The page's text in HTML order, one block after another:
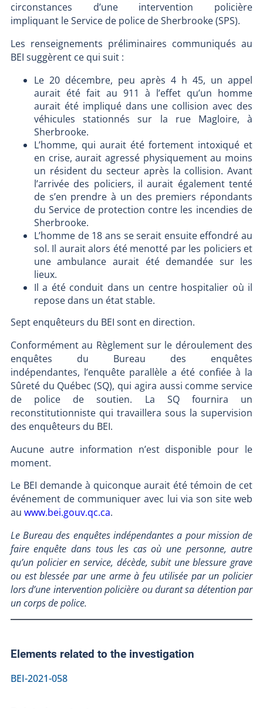
circonstances d’une intervention policière
impliquant le Service de police de Sherbrooke (SPS).
Les renseignements préliminaires communiqués au
BEI suggèrent ce qui suit :
Le 20 décembre, peu après 4 h 45, un appel
aurait été fait au 911 à l’effet qu’un homme
aurait été impliqué dans une collision avec des
véhicules stationnés sur la rue Magloire, à
Sherbrooke.
L’homme, qui aurait été fortement intoxiqué et
en crise, aurait agressé physiquement au moins
un résident du secteur après la collision. Avant
l’arrivée des policiers, il aurait également tenté
de s’en prendre à un des premiers répondants
du Service de protection contre les incendies de
Sherbrooke.
L’homme de 18 ans se serait ensuite effondré au
sol. Il aurait alors été menotté par les policiers et
une ambulance aurait été demandée sur les
lieux.
Il a été conduit dans un centre hospitalier où il
repose dans un état stable.
Sept enquêteurs du BEI sont en direction.
Conformément au Règlement sur le déroulement des
enquêtes du Bureau des enquêtes
indépendantes, l’enquête parallèle a été confiée à la
Sûreté du Québec (SQ), qui agira aussi comme service
de police de soutien. La SQ fournira un
reconstitutionniste qui travaillera sous la supervision
des enquêteurs du BEI.
Aucune autre information n’est disponible pour le
moment.
Le BEI demande à quiconque aurait été témoin de cet
événement de communiquer avec lui via son site web
au www.bei.gouv.qc.ca.
Le Bureau des enquêtes indépendantes a pour mission de
faire enquête dans tous les cas où une personne, autre
qu’un policier en service, décède, subit une blessure grave
ou est blessée par une arme à feu utilisée par un policier
lors d’une intervention policière ou durant sa détention par
un corps de police.
Elements related to the investigation
BEI-2021-058